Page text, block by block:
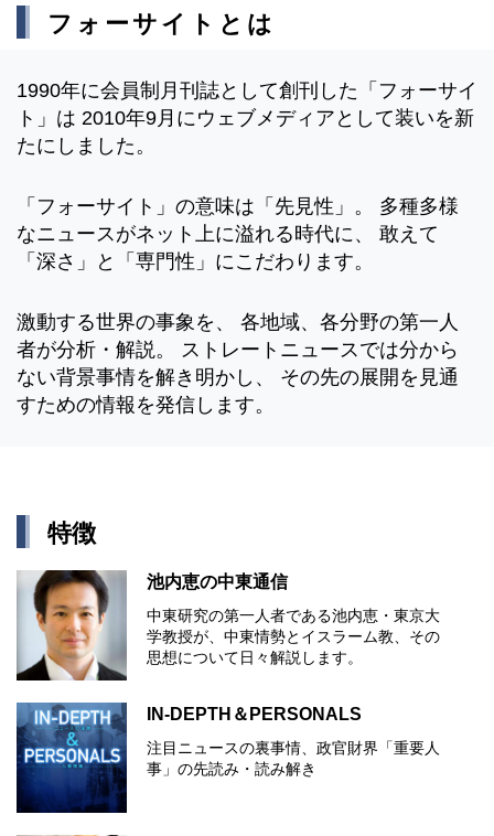
フォーサイトとは
1990年に会員制月刊誌として創刊した「フォーサイ
ト」は 2010年9月にウェブメディアとして装いを新
たにしました。
「フォーサイト」の意味は「先見性」。 多種多様
なニュースがネット上に溢れる時代に、 敢えて
「深さ」と「専門性」にこだわります。
激動する世界の事象を、 各地域、各分野の第一人
者が分析・解説。 ストレートニュースでは分から
ない背景事情を解き明かし、 その先の展開を見通
すための情報を発信します。
特徴
池内恵の中東通信
中東研究の第⼀⼈者である池内恵・東京⼤
学教授が、中東情勢とイスラーム教、その
思想について⽇々解説します。
IN-DEPTH＆PERSONALS
注目ニュースの裏事情、政官財界「重要人
事」の先読み・読み解き